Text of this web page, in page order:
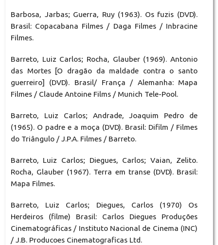
Barbosa, Jarbas; Guerra, Ruy (1963). Os fuzis (DVD).
Brasil: Copacabana Filmes / Daga Filmes / Inbracine
Filmes.
Barreto, Luiz Carlos; Rocha, Glauber (1969). Antonio
das Mortes [O dragão da maldade contra o santo
guerreiro] (DVD). Brasil/ França / Alemanha: Mapa
Filmes / Claude Antoine Films / Munich Tele-Pool.
Barreto, Luiz Carlos; Andrade, Joaquim Pedro de
(1965). O padre e a moça (DVD). Brasil: Difilm / Filmes
do Triângulo / J.P.A. Filmes / Barreto.
Barreto, Luiz Carlos; Diegues, Carlos; Vaian, Zelito.
Rocha, Glauber (1967). Terra em transe (DVD). Brasil:
Mapa Filmes.
Barreto, Luiz Carlos; Diegues, Carlos (1970) Os
Herdeiros (filme) Brasil: Carlos Diegues Produções
Cinematográficas / Instituto Nacional de Cinema (INC)
/ J.B. Producoes Cinematograficas Ltd.